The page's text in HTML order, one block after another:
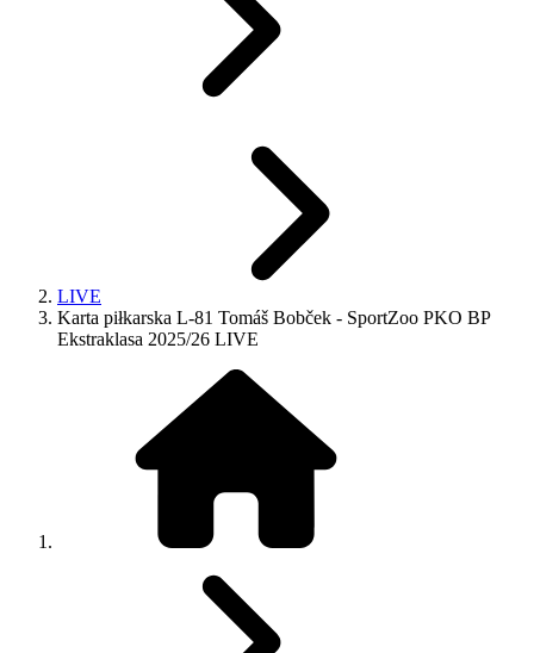
LIVE
Karta piłkarska L-81 Tomáš Bobček - SportZoo PKO BP
Ekstraklasa 2025/26 LIVE